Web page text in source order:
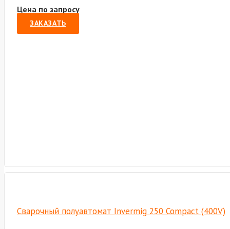
Цена по запросу
ЗАКАЗАТЬ
Сварочный полуавтомат Invermig 250 Compact (400V)